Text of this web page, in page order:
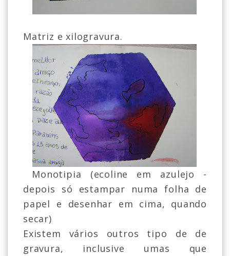
Matriz e xilogravura.
Monotipia (ecoline em azulejo -
depois só estampar numa folha de
papel e desenhar em cima, quando
secar)
Existem vários outros tipo de de
gravura, inclusive umas que